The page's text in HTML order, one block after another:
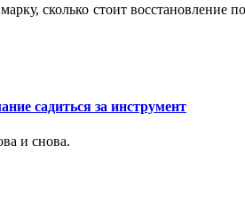
сколько стоит восстановление
садиться за инструмент
и снова.